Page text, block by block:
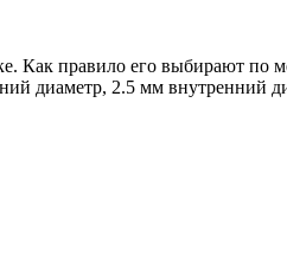
Как правило его выбирают
диаметр, 2.5 мм внутренний